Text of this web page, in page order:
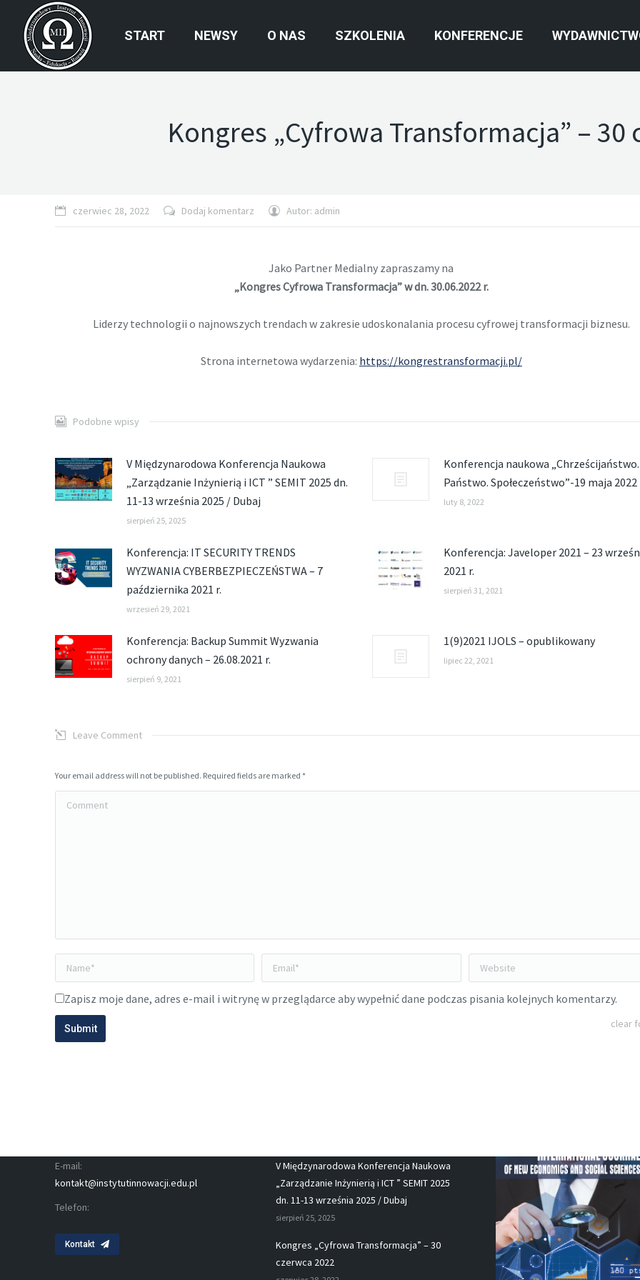
START NEWSY O NAS SZKOLENIA KONFERENCJE
Kongres „Cyfrowa Transformacja” – 30
czerwiec 28, 2022 Dodaj komentarz Autor: admin
Jako Partner Medialny zapraszamy na
„Kongres Cyfrowa Transformacja” w dn. 30.06.2022 r.
Liderzy technologii o najnowszych trendach w zakresie udoskonalania procesu cyfrowej transformacji biznesu.
Strona internetowa wydarzenia: https://kongrestransformacji.pl/
Podobne wpisy
V Międzynarodowa Konferencja Naukowa
„Zarządzanie Inżynierią i ICT ” SEMIT 2025 dn.
11-13 września 2025 / Dubaj
sierpień 25, 2025
Konferencja naukowa „Chrześcijaństwo.
Państwo. Społeczeństwo”-19 maja 2022
luty 8, 2022
Konferencja: IT SECURITY TRENDS
WYZWANIA CYBERBEZPIECZEŃSTWA – 7
października 2021 r.
wrzesień 29, 2021
Konferencja: Javeloper 2021 – 23
2021 r.
sierpień 31, 2021
Konferencja: Backup Summit Wyzwania
ochrony danych – 26.08.2021 r.
sierpień 9, 2021
1(9)2021 IJOLS – opublikowany
lipiec 22, 2021
Leave Comment
Your email address will not be published. Required fields are marked *
Comment
Name * Email * Website
Zapisz moje dane, adres e-mail i witrynę w przeglądarce aby wypełnić dane podczas pisania kolejnych komentarzy.
clear
Submit
E-mail:
kontakt@instytutinnowacji.edu.pl
Telefon:
Kontakt
V Międzynarodowa Konferencja Naukowa
„Zarządzanie Inżynierią i ICT ” SEMIT 2025
dn. 11-13 września 2025 / Dubaj
sierpień 25, 2025
Kongres „Cyfrowa Transformacja” – 30
czerwca 2022